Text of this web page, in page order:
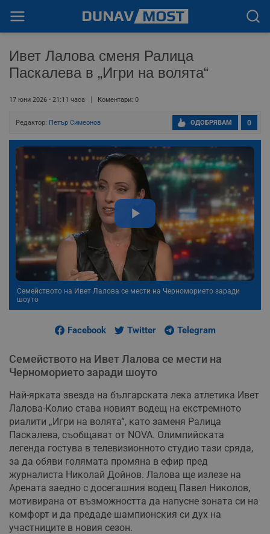
Ивет Лалова сменя Ралица
Паскалева в „Игри на волята“
17 юни 2026 - 21:11 часа Коментари: 0
Редактор: Петър Симеонов 0
ОДОБРЯВАМ
Семейството на Ивет Лалова се мести на Черноморието заради
шоуто
Facebook Twitter Telegram
Семейството на Ивет Лалова се мести на
Черноморието заради шоуто
Най-ярката звезда на българската лека атлетика Ивет
Лалова-Колио става новият водещ на екстремното
риалити „Игри на волята“, като заменя Ралица
Паскалева, съобщават от NOVA. Олимпийската
легенда гостува в телевизионното студио тази сряда,
за да обяви голямата промяна в ефир пред
журналиста Николай Дойнов. Лалова ще излезе на
Арената заедно с досегашния водещ Павел Николов,
мотивирана от възможността да напусне зоната си на
комфорт и да предаде шампионския си дух на
участниците в новия сезон.